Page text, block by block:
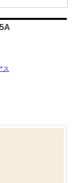
ス